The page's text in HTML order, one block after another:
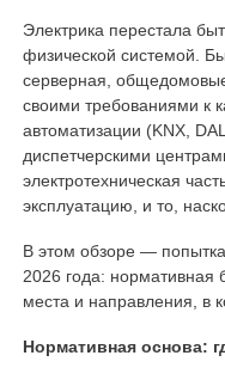
Электрика перестала
физической системой.
серверная,
своими требованиями к
автоматизации (KNX,
диспетчерскими
электротехническая
эксплуатацию, и то,
В этом обзоре — попытка
2026 года: нормативная
места и направления, в
Нормативная основа: